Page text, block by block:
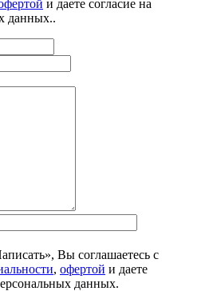
и даете согласие на
данных..
Вы соглашаетесь с
, офертой и даете
данных.